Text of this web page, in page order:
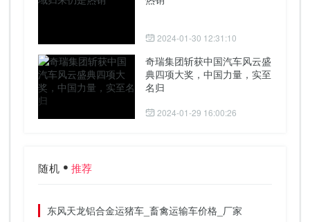
2024-01-30 12:31:10
奇瑞集团斩获中国汽车风云盛
典四项大奖，中国力量，实至
名归
2024-01-29 16:00:26
随机 推荐
东风天龙铝合金运猪车_畜禽运输车价格_厂家